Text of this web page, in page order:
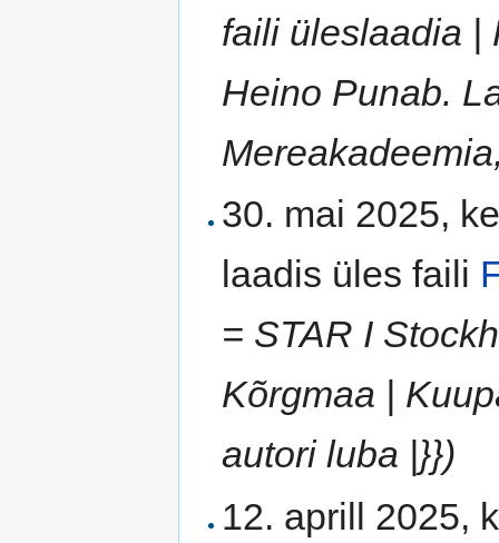
faili üleslaadia |
Heino Punab.
30. mai 2025,
laadis üles faili
= STAR I
Kõrgmaa |
autori luba |}})
12. aprill 2025,